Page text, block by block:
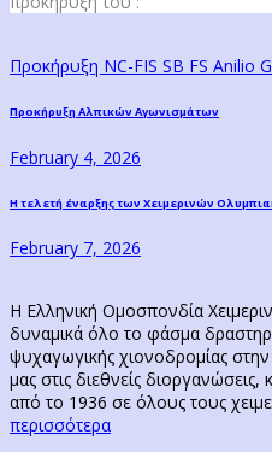
Προκήρυξη NC-FIS SB FS Anilio
Post
navigation
Previous
Προκήρυξη Αλπικών Αγωνισμάτων
February 4, 2026
Next
Η τελετή έναρξης των Χειμερινών
February 7, 2026
Η Ελληνική Ομοσπονδία
δυναμικά όλο το φάσμα
ψυχαγωγικής χιονοδρομίας
μας στις διεθνείς διοργανώσεις,
από το 1936 σε όλους τους
περισσότερα